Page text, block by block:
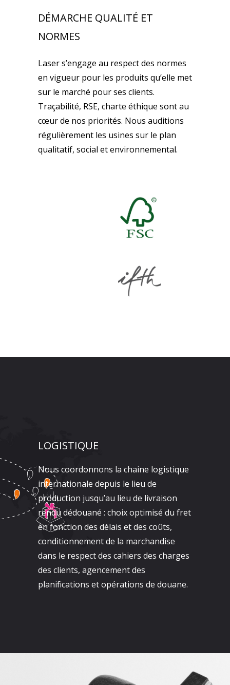
DÉMARCHE QUALITÉ ET
NORMES
Laser s’engage au respect des normes
en vigueur pour les produits qu’elle met
sur le marché pour ses clients.
Traçabilité, RSE, charte éthique sont au
cœur de nos priorités. Nous auditions
régulièrement les usines sur le plan
qualitatif, social et environnemental.
LOGISTIQUE
Nous coordonnons la chaine logistique
internationale depuis le lieu de
production jusqu’au lieu de livraison
rendu dédouané : choix optimisé du fret
en fonction des délais et des coûts,
conditionnement de la marchandise
dans le respect des cahiers des charges
des clients, agencement des
planifications et opérations de douane.